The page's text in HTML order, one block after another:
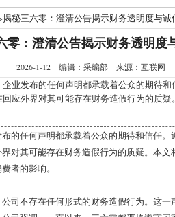
揭秘三六零：澄清公告揭示财务透明度与诚
零：澄清公告揭示财务透明度
2026-1-12 编辑：采编部 来源：互联网
发布的任何声明都承载着公众的期待和
应外界对其可能存在财务造假行为的质
的任何声明都承载着公众的期待和信任
对其可能存在财务造假行为的质疑。本
者的影响。
司不存在任何形式的财务造假行为。这